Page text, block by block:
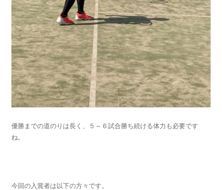
優勝までの道のりは長く、５～６試合勝ち続ける体力も必要です
ね。
今回の入賞者は以下の方々です。